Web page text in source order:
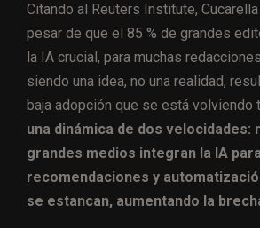
Citando al Reuters Institute,
pesar de que el 85 % de grandes
la IA crucial, para muchas
siendo una idea, no una realidad,
baja adopción que se está volviendo
una dinámica de dos velocidades:
grandes medios integran la IA para
recomendaciones y
se estancan, aumentando la